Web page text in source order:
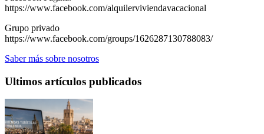
https://www.facebook.com/alquilerviviendavacacional
Grupo privado
https://www.facebook.com/groups/1626287130788083/
Saber más sobre nosotros
Ultimos artículos publicados